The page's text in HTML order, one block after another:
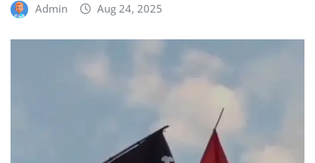
Admin Aug 24, 2025